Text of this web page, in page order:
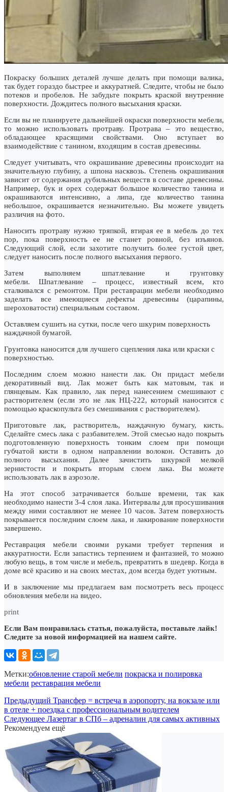
Покраску больших деталей лучше делать при помощи валика,
так будет гораздо быстрее и аккуратней. Следите, чтобы не было
потеков и пробелов. Не забудьте покрыть краской внутренние
поверхности. Дождитесь полного высыхания краски.
Если вы не планируете дальнейшей окраски поверхности мебели,
то можно использовать протраву. Протрава – это вещество,
обладающее красящими свойствами. Оно вступает во
взаимодействие с танином, входящим в состав древесины.
Следует учитывать, что окрашивание древесины происходит на
значительную глубину, а шпона насквозь. Степень окрашивания
зависит от содержания дубильных веществ в составе древесины.
Например, бук и орех содержат большое количество танина и
окрашиваются интенсивно, а липа, где количество танина
небольшое, окрашивается незначительно. Вы можете увидеть
различия на фото.
Наносить протраву нужно тряпкой, втирая ее в мебель до тех
пор, пока поверхность ее не станет ровной, без изъянов.
Следующий слой, если захотите получить более густой цвет,
следует наносить после полного высыхания первого.
Затем выполняем шпатлевание и грунтовку
мебели. Шпатлевание – процесс, известный всем, кто
сталкивался с ремонтом. При реставрации мебели необходимо
заделать все имеющиеся дефекты древесины (царапины,
шероховатости) специальным составом.
Оставляем сушить на сутки, после чего шкурим поверхность
наждачной бумагой.
Грунтовка наносится для лучшего сцепления лака или краски с
поверхностью.
Последним слоем можно нанести лак. Он придаст мебели
декоративный вид. Лак может быть как матовым, так и
глянцевым. Как правило, лак перед нанесением смешивают с
растворителем (если это не лак НЦ-222, который наносится с
помощью краскопульта без смешивания с растворителем).
Приготовьте лак, растворитель, наждачную бумагу, кисть.
Сделайте смесь лака с разбавителем. Этой смесью надо покрыть
подготовленную поверхность тонким слоем при помощи
губчатой кисти в одном направлении волокон. Оставить до
полного высыхания. Далее зачистить шкуркой мелкой
зернистости и покрыть вторым слоем лака. Вы можете
использовать лак в аэрозоле.
На этот способ затрачивается больше времени, так как
необходимо нанести 3-4 слоя лака. Интервалы для просушивания
между ними составляют не менее 10 часов. Затем поверхность
покрывается последним слоем лака, и лакирование поверхности
завершено.
Реставрация мебели своими руками требует терпения и
аккуратности. Если запастись терпением и фантазией, то можно
любую вещь, в том числе и мебель, превратить в шедевр. Когда в
доме всё красиво и на своих местах, дом всегда будет уютным.
И в заключение мы предлагаем вам посмотреть весь процесс
обновления мебели на видео.
print
Если Вам понравилась статья, пожалуйста, поставьте лайк!
Следите за новой информацией на нашем сайте.
Метки:обновление старой мебели покраска и полировка
мебели реставрация мебели
Предыдущий Трансфер = встреча в аэропорту, на вокзале или
в отеле + поездка с профессиональным водителем
Следующее Лазертаг в СПб – адреналин для самых активных
Рекомендуем ещё